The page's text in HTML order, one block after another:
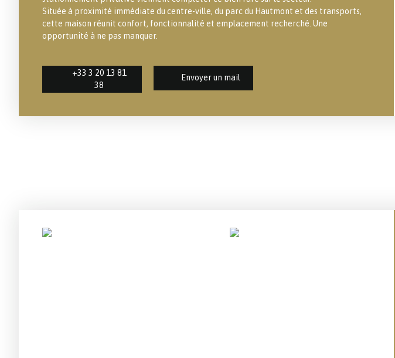
Située à proximité immédiate du centre-ville, du parc du Hautmont et des transports,
cette maison réunit confort, fonctionnalité et emplacement recherché. Une
opportunité à ne pas manquer.
+33 3 20 13 81
38
Envoyer un mail